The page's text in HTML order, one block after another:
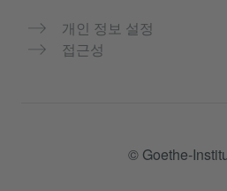
개인 정보 설정
접근성
© Goethe-